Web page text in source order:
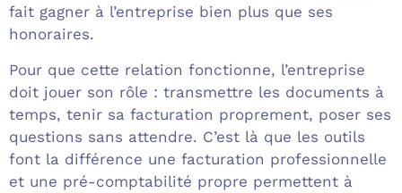
fait gagner à l’entreprise bien plus que ses
honoraires.
Pour que cette relation fonctionne, l’entreprise
doit jouer son rôle : transmettre les documents à
temps, tenir sa facturation proprement, poser ses
questions sans attendre. C’est là que les outils
font la différence une facturation professionnelle
et une pré-comptabilité propre permettent à